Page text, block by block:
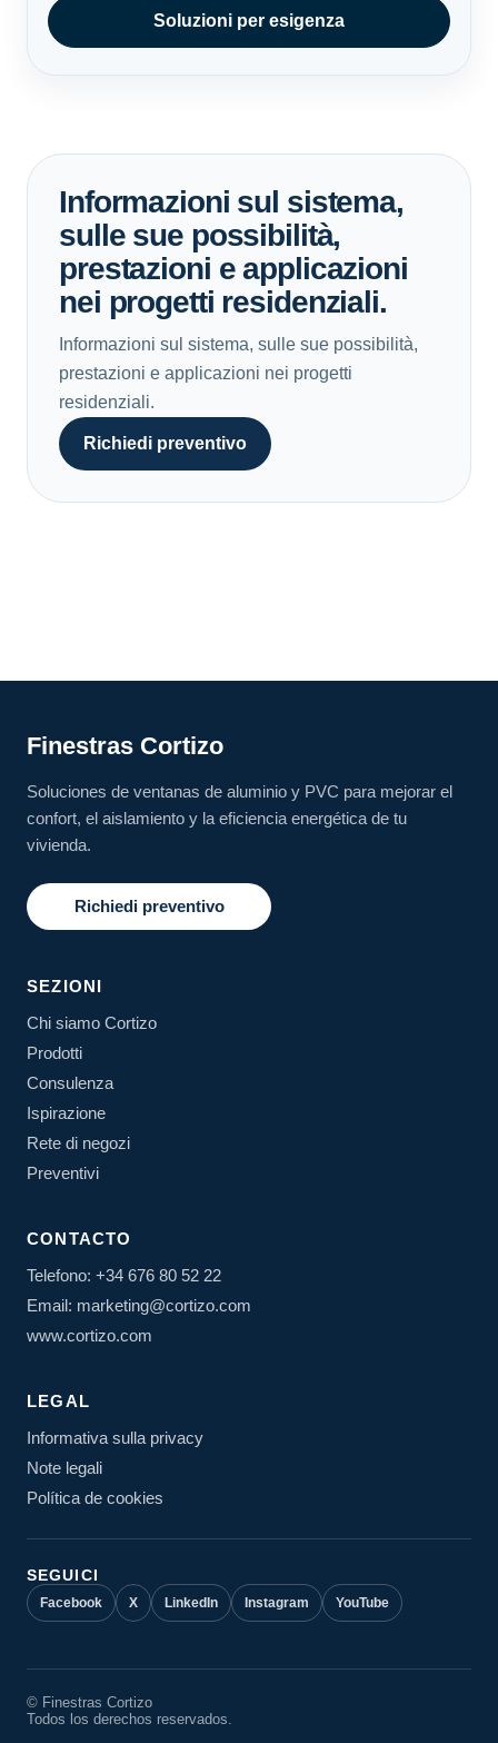
Soluzioni per esigenza
Informazioni sul sistema,
sulle sue possibilità,
prestazioni e applicazioni
nei progetti residenziali.
Informazioni sul sistema, sulle sue possibilità,
prestazioni e applicazioni nei progetti
residenziali.
Richiedi preventivo
Finestras Cortizo
Soluciones de ventanas de aluminio y PVC para mejorar el
confort, el aislamiento y la eficiencia energética de tu
vivienda.
Richiedi preventivo
SEZIONI
Chi siamo Cortizo
Prodotti
Consulenza
Ispirazione
Rete di negozi
Preventivi
CONTACTO
Telefono: +34 676 80 52 22
Email: marketing@cortizo.com
www.cortizo.com
LEGAL
Informativa sulla privacy
Note legali
Política de cookies
SEGUICI
Facebook X LinkedIn Instagram YouTube
© Finestras Cortizo
Todos los derechos reservados.